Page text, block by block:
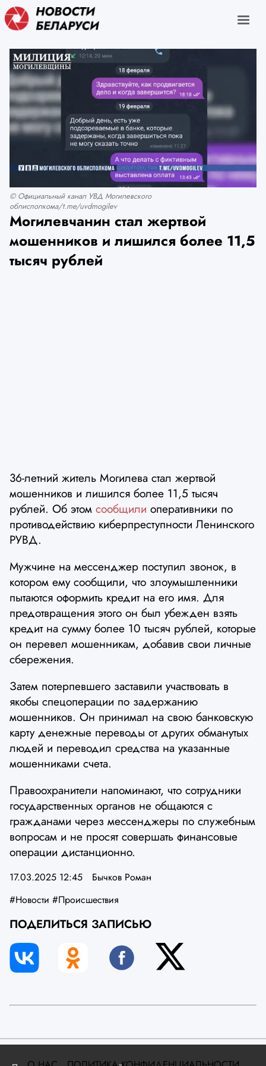
© Официальный канал УВД Могилевского
облисполкома/t.me/uvdmogilev
Могилевчанин стал жертвой
мошенников и лишился более 11,5
тысяч рублей
36-летний житель Могилева стал жертвой
мошенников и лишился более 11,5 тысяч
рублей. Об этом сообщили оперативники по
противодействию киберпреступности Ленинского
РУВД.
Мужчине на мессенджер поступил звонок, в
котором ему сообщили, что злоумышленники
пытаются оформить кредит на его имя. Для
предотвращения этого он был убежден взять
кредит на сумму более 10 тысяч рублей, которые
он перевел мошенникам, добавив свои личные
сбережения.
Затем потерпевшего заставили участвовать в
якобы спецоперации по задержанию
мошенников. Он принимал на свою банковскую
карту денежные переводы от других обманутых
людей и переводил средства на указанные
мошенниками счета.
Правоохранители напоминают, что сотрудники
государственных органов не общаются с
гражданами через мессенджеры по служебным
вопросам и не просят совершать финансовые
операции дистанционно.
17.03.2025 12:45
Бычков Роман
#Новости #Происшествия
ПОДЕЛИТЬСЯ ЗАПИСЬЮ